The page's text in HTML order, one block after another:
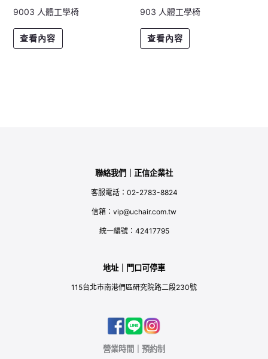
9003 人體工學椅
查看內容
903 人體工學椅
查看內容
聯絡我們｜正信企業社
客服電話：02-2783-8824
信箱：vip@uchair.com.tw
統一編號：42417795
地址｜門口可停車
115台北市南港們區研究院路二段230號
營業時間｜預約制